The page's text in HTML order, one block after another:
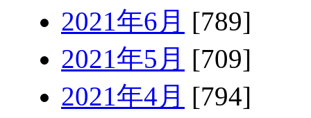
2021年6月 [789]
2021年5月 [709]
2021年4月 [794]